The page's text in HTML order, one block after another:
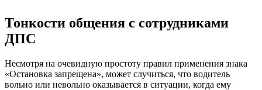
Тонкости общения с сотрудниками
ДПС
Несмотря на очевидную простоту правил применения знака
«Остановка запрещена», может случиться, что водитель
вольно или невольно оказывается в ситуации, когда ему